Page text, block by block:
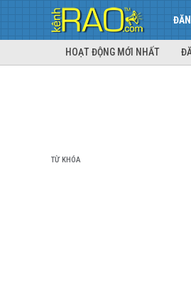
HOẠT ĐỘNG MỚI NHẤT
TỪ KHÓA